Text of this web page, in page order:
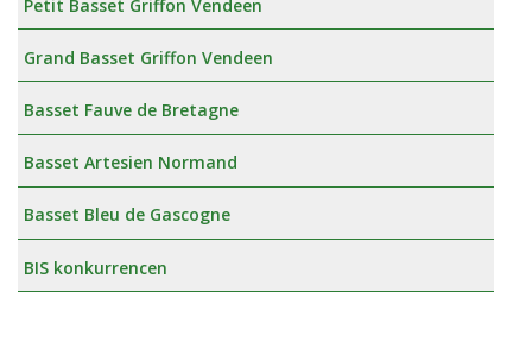
Petit Basset Griffon Vendeen
Grand Basset Griffon Vendeen
Basset Fauve de Bretagne
Basset Artesien Normand
Basset Bleu de Gascogne
BIS konkurrencen